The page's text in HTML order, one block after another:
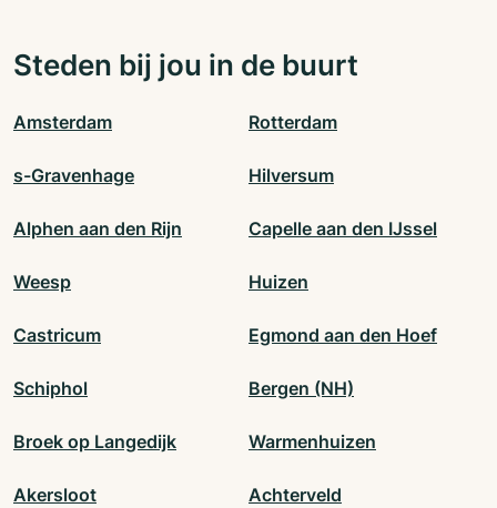
Steden bij jou in de buurt
Amsterdam Rotterdam
s-Gravenhage Hilversum
Alphen aan den Rijn Capelle aan den IJssel
Weesp Huizen
Castricum Egmond aan den Hoef
Schiphol Bergen (NH)
Broek op Langedijk Warmenhuizen
Akersloot Achterveld